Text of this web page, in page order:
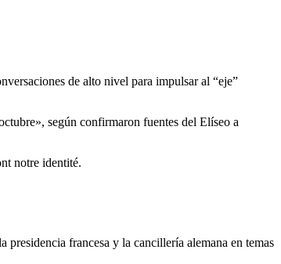
de alto nivel para impulsar al “eje”
según confirmaron fuentes del Elíseo a
notre identité.
presidencia francesa y la cancillería alemana en temas